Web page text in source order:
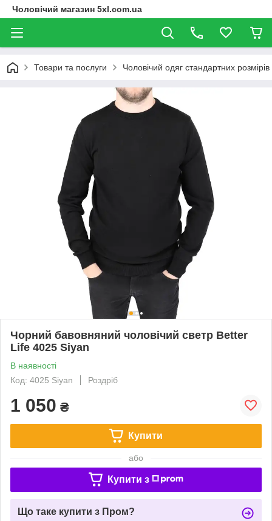
Чоловічий магазин 5xl.com.ua
Товари та послуги Чоловічий одяг стандартних розмірів
Чорний бавовняний чоловічий светр Better
Life 4025 Siyan
В наявності
Код: 4025 Siyan
Роздріб
1 050 ₴
Купити
або
Купити з
Що таке купити з Пром?